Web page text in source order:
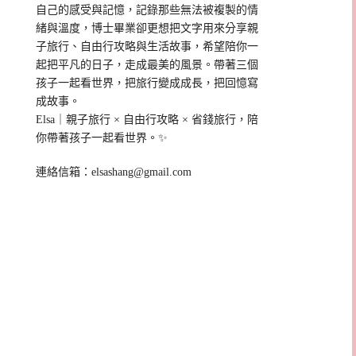
自己的感受與記憶，記錄那些無法被複製的情
緒與溫度，博士畢業卻更想把文字用來分享親
子旅行、自由行攻略與生活故事，希望陪你一
起把平凡的日子，走成最美的風景。帶著三個
孩子一起看世界，把旅行變成成長，把回憶寫
成故事。
Elsa｜親子旅行 × 自由行攻略 × 省錢旅行，陪
你帶著孩子一起看世界。✨
連絡信箱：elsashang@gmail.com